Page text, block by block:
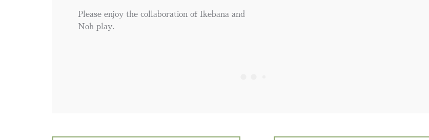
Please enjoy the collaboration of Ikebana and
Noh play.